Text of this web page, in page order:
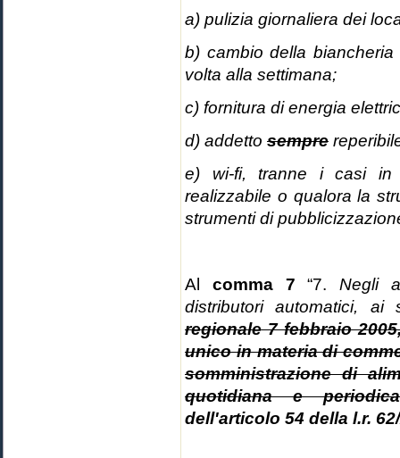
a) pulizia giornaliera dei
b) cambio della
volta alla settimana;
c) fornitura di energia
d) addetto sempre
e) wi-fi, tranne i casi in
realizzabile o qualora la
strumenti di
Al comma 7 “7. Negli
distributori automatici,
regionale 7 febbraio
unico in materia di
somministrazione di
quotidiana e
dell'articolo 54 della l.r.